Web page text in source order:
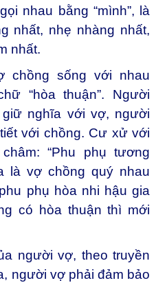
nhau bằng “mình”, là
nhất, nhẹ nhàng nhất,
nhất.
chồng sống với nhau
“hòa thuận”. Người
nghĩa với vợ, người
với chồng. Cư xử với
“Phu phụ tương
là vợ chồng quý nhau
phụ hòa nhi hậu gia
có hòa thuận thì mới
người vợ, theo truyền
người vợ phải đảm bảo